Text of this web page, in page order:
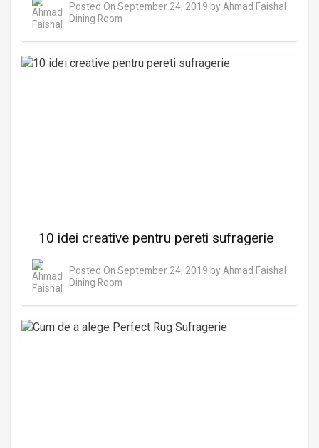
Posted On September 24, 2019 by Ahmad Faishal
Dining Room
10 idei creative pentru pereti sufragerie
Posted On September 24, 2019 by Ahmad Faishal
Dining Room